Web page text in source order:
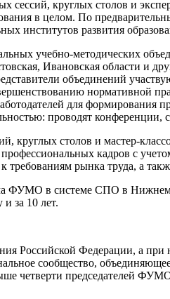
сессий, круглых столов и
в целом. По
институтов развития
учебно-методических
Ивановская области и
объединений
нормативной
для
проводят
круглых столов и мастер-
кадров с
требованиям рынка труда, а
ФУМО в системе СПО в Нижнем
за 10 лет.
Российской Федерации, а при
сообщество,
четверти председателей ФУМО